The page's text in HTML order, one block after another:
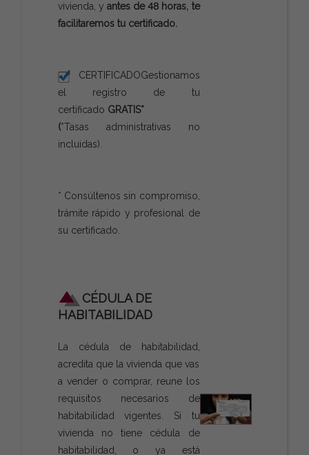
vivienda, y antes de 48 horas, te
facilitaremos tu certificado.
CERTIFICADOGestionamos
el registro de tu
certificado GRATIS*
(*Tasas administrativas no
incluidas).
* Consúltenos sin compromiso,
trámite rápido y profesional de
su certificado.
CÉDULA DE
HABITABILIDAD
La cédula de habitabilidad,
acredita que la vivienda que vas
a vender o comprar, reune los
requisitos necesarios de
habitabilidad vigentes. Si tu
vivienda no tiene cédula de
habitabilidad, o ya está